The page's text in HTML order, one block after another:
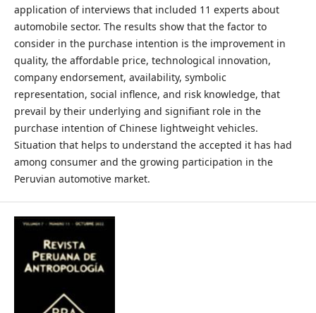
application of interviews that included 11 experts about
automobile sector. The results show that the factor to
consider in the purchase intention is the improvement in
quality, the affordable price, technological innovation,
company endorsement, availability, symbolic
representation, social inflence, and risk knowledge, that
prevail by their underlying and signifiant role in the
purchase intention of Chinese lightweight vehicles.
Situation that helps to understand the accepted it has had
among consumer and the growing participation in the
Peruvian automotive market.